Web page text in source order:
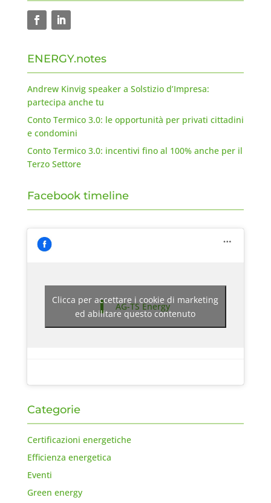
ENERGY.notes
Andrew Kinvig speaker a Solstizio d’Impresa:
partecipa anche tu
Conto Termico 3.0: le opportunità per privati cittadini
e condomini
Conto Termico 3.0: incentivi fino al 100% anche per il
Terzo Settore
Facebook timeline
AG-TS Energy
Clicca per accettare i cookie di marketing
ed abilitare questo contenuto
Categorie
Certificazioni energetiche
Efficienza energetica
Eventi
Green energy